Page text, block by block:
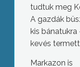
tudtuk meg
A gazdák
kis
kevés
Markazon is